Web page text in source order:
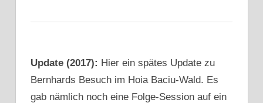
Update (2017): Hier ein spätes Update zu
Bernhards Besuch im Hoia Baciu-Wald. Es
gab nämlich noch eine Folge-Session auf ein